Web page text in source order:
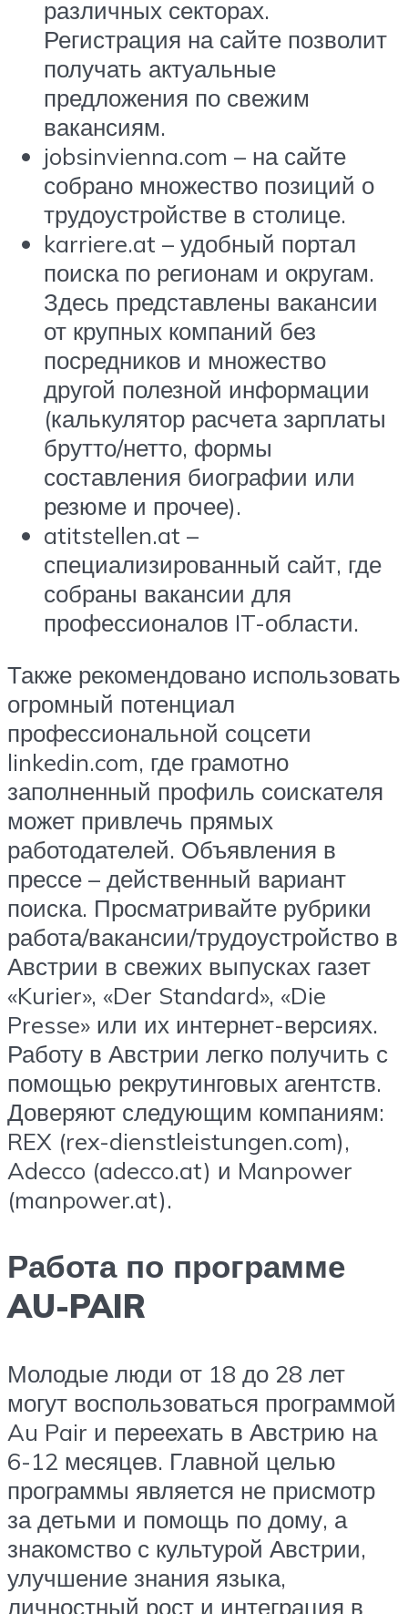
различных секторах.
Регистрация на сайте позволит
получать актуальные
предложения по свежим
вакансиям.
jobsinvienna.com – на сайте
собрано множество позиций о
трудоустройстве в столице.
karriere.at – удобный портал
поиска по регионам и округам.
Здесь представлены вакансии
от крупных компаний без
посредников и множество
другой полезной информации
(калькулятор расчета зарплаты
брутто/нетто, формы
составления биографии или
резюме и прочее).
atitstellen.at –
специализированный сайт, где
собраны вакансии для
профессионалов IT-области.
Также рекомендовано использовать
огромный потенциал
профессиональной соцсети
linkedin.com, где грамотно
заполненный профиль соискателя
может привлечь прямых
работодателей. Объявления в
прессе – действенный вариант
поиска. Просматривайте рубрики
работа/вакансии/трудоустройство в
Австрии в свежих выпусках газет
«Kurier», «Der Standard», «Die
Presse» или их интернет-версиях.
Работу в Австрии легко получить с
помощью рекрутинговых агентств.
Доверяют следующим компаниям:
REX (rex-dienstleistungen.com),
Adecco (adecco.at) и Manpower
(manpower.at).
Работа по программе
AU-PAIR
Молодые люди от 18 до 28 лет
могут воспользоваться программой
Au Pair и переехать в Австрию на
6-12 месяцев. Главной целью
программы является не присмотр
за детьми и помощь по дому, а
знакомство с культурой Австрии,
улучшение знания языка,
личностный рост и интеграция в